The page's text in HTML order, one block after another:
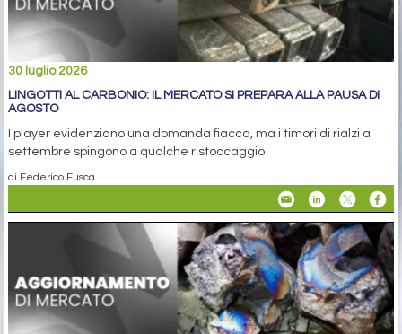
30 luglio 2026
LINGOTTI AL CARBONIO: IL MERCATO SI PREPARA ALLA PAUSA DI
AGOSTO
I player evidenziano una domanda fiacca, ma i timori di rialzi a
settembre spingono a qualche ristoccaggio
di Federico Fusca